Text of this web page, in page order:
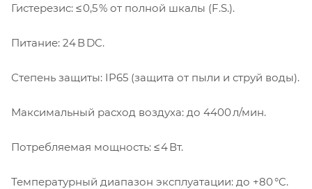
Гистерезис: ≤ 0,5 % от полной шкалы (F.S.).
Питание: 24 В DC.
Степень защиты: IP65 (защита от пыли и струй воды).
Максимальный расход воздуха: до 4400 л/мин.
Потребляемая мощность: ≤ 4 Вт.
Температурный диапазон эксплуатации: до +80 °C.